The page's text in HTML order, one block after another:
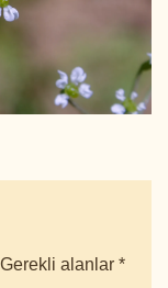
Gerekli alanlar *